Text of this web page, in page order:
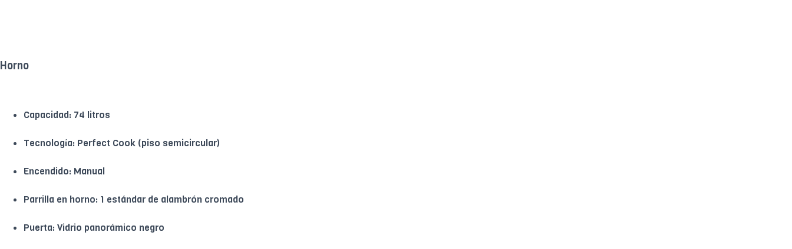
Horno
Capacidad: 74 litros
Tecnología: Perfect Cook (piso semicircular)
Encendido: Manual
Parrilla en horno: 1 estándar de alambrón cromado
Puerta: Vidrio panorámico negro